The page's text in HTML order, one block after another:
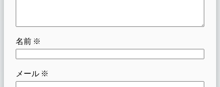
名前 ※
メール ※